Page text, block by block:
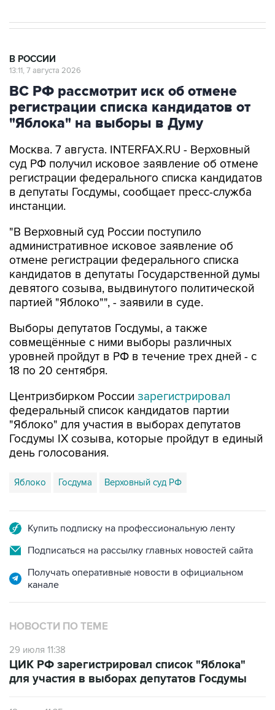
В РОССИИ
13:11, 7 августа 2026
ВС РФ рассмотрит иск об отмене
регистрации списка кандидатов от
"Яблока" на выборы в Думу
Москва. 7 августа. INTERFAX.RU - Верховный
суд РФ получил исковое заявление об отмене
регистрации федерального списка кандидатов
в депутаты Госдумы, сообщает пресс-служба
инстанции.
"В Верховный суд России поступило
административное исковое заявление об
отмене регистрации федерального списка
кандидатов в депутаты Государственной думы
девятого созыва, выдвинутого политической
партией "Яблоко"", - заявили в суде.
Выборы депутатов Госдумы, а также
совмещённые с ними выборы различных
уровней пройдут в РФ в течение трех дней - с
18 по 20 сентября.
Центризбирком России зарегистрировал
федеральный список кандидатов партии
"Яблоко" для участия в выборах депутатов
Госдумы IX созыва, которые пройдут в единый
день голосования.
Яблоко Госдума Верховный суд РФ
Купить подписку на профессиональную ленту
Подписаться на рассылку главных новостей сайта
Получать оперативные новости в официальном
канале
НОВОСТИ ПО ТЕМЕ
29 июля 11:38
ЦИК РФ зарегистрировал список "Яблока"
для участия в выборах депутатов Госдумы